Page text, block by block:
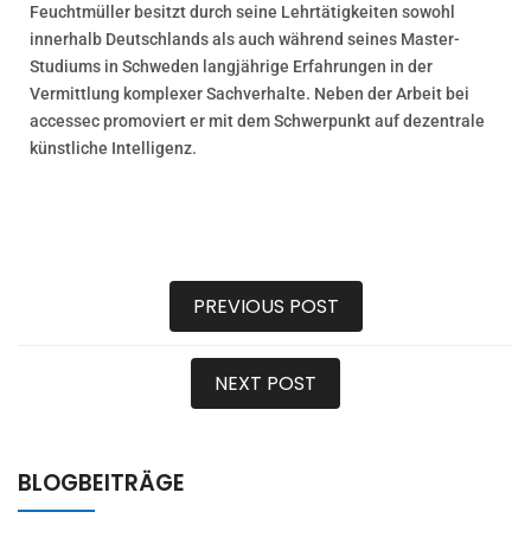
Feuchtmüller besitzt durch seine Lehrtätigkeiten sowohl
innerhalb Deutschlands als auch während seines Master-
Studiums in Schweden langjährige Erfahrungen in der
Vermittlung komplexer Sachverhalte. Neben der Arbeit bei
accessec promoviert er mit dem Schwerpunkt auf dezentrale
künstliche Intelligenz.
PREVIOUS POST
NEXT POST
BLOGBEITRÄGE